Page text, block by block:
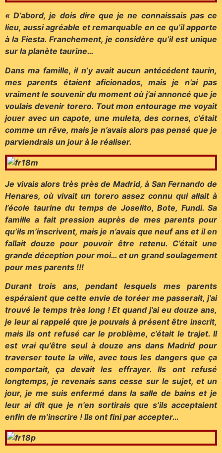
« D’abord, je dois dire que je ne connaissais pas ce
lieu, aussi agréable et remarquable en ce qu’il apporte
à la Fiesta. Franchement, je considère qu’il est unique
sur la planète taurine…
Dans ma famille, il n’y avait aucun antécédent taurin,
mes parents étaient aficionados, mais je n’ai pas
vraiment le souvenir du moment où j’ai annoncé que je
voulais devenir torero. Tout mon entourage me voyait
jouer avec un capote, une muleta, des cornes, c’était
comme un rêve, mais je n’avais alors pas pensé que je
parviendrais un jour à le réaliser.
Je vivais alors très près de Madrid, à San Fernando de
Henares, où vivait un torero assez connu qui allait à
l’école taurine du temps de Joselito, Bote, Fundi. Sa
famille a fait pression auprès de mes parents pour
qu’ils m’inscrivent, mais je n’avais que neuf ans et il en
fallait douze pour pouvoir être retenu. C’était une
grande déception pour moi… et un grand soulagement
pour mes parents !!!
Durant trois ans, pendant lesquels mes parents
espéraient que cette envie de toréer me passerait, j’ai
trouvé le temps très long ! Et quand j’ai eu douze ans,
je leur ai rappelé que je pouvais à présent être inscrit,
mais ils ont refusé car le problème, c’était le trajet. Il
est vrai qu’être seul à douze ans dans Madrid pour
traverser toute la ville, avec tous les dangers que ça
comportait, ça devait les effrayer. Ils ont refusé
longtemps, je revenais sans cesse sur le sujet, et un
jour, je me suis enfermé dans la salle de bains et je
leur ai dit que je n’en sortirais que s’ils acceptaient
enfin de m’inscrire ! Ils ont fini par accepter…